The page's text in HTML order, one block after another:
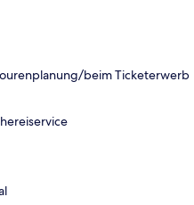
beim Ticketerwerb